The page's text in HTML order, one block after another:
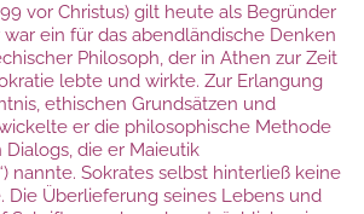
vor Christus) gilt heute als Begründer
war ein für das abendländische Denken
Philosoph, der in Athen zur Zeit
lebte und wirkte. Zur Erlangung
ethischen Grundsätzen und
er die philosophische Methode
die er Maieutik
nannte. Sokrates selbst hinterließ keine
Die Überlieferung seines Lebens und